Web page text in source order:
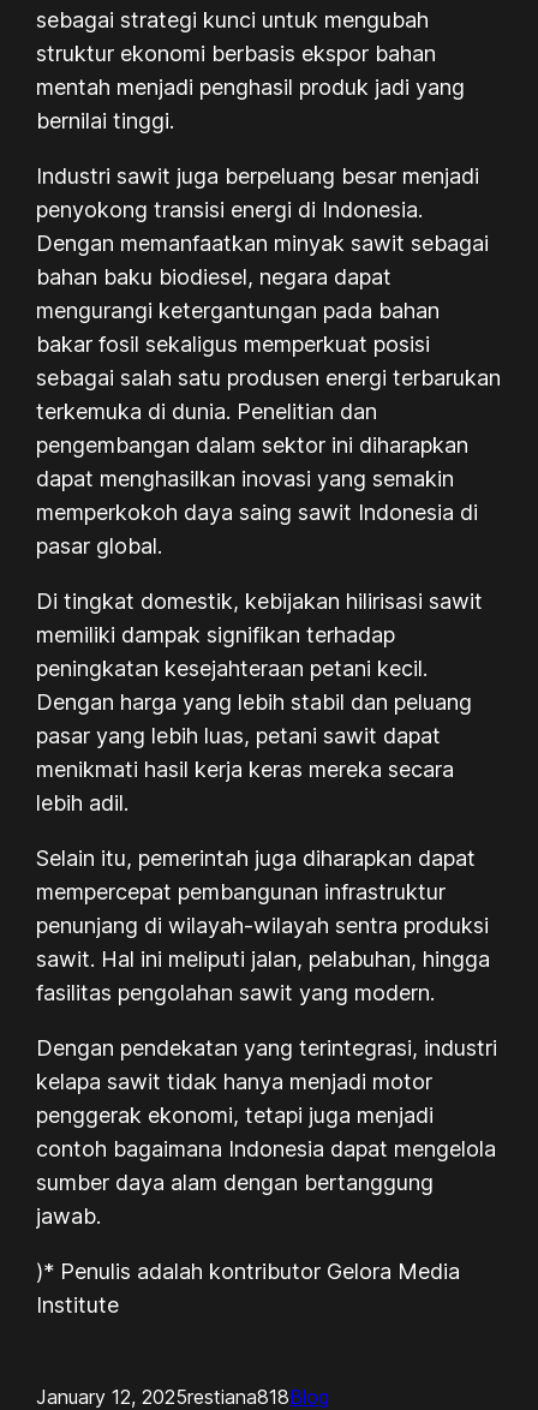
sebagai strategi kunci untuk mengubah
struktur ekonomi berbasis ekspor bahan
mentah menjadi penghasil produk jadi yang
bernilai tinggi.
Industri sawit juga berpeluang besar menjadi
penyokong transisi energi di Indonesia.
Dengan memanfaatkan minyak sawit sebagai
bahan baku biodiesel, negara dapat
mengurangi ketergantungan pada bahan
bakar fosil sekaligus memperkuat posisi
sebagai salah satu produsen energi terbarukan
terkemuka di dunia. Penelitian dan
pengembangan dalam sektor ini diharapkan
dapat menghasilkan inovasi yang semakin
memperkokoh daya saing sawit Indonesia di
pasar global.
Di tingkat domestik, kebijakan hilirisasi sawit
memiliki dampak signifikan terhadap
peningkatan kesejahteraan petani kecil.
Dengan harga yang lebih stabil dan peluang
pasar yang lebih luas, petani sawit dapat
menikmati hasil kerja keras mereka secara
lebih adil.
Selain itu, pemerintah juga diharapkan dapat
mempercepat pembangunan infrastruktur
penunjang di wilayah-wilayah sentra produksi
sawit. Hal ini meliputi jalan, pelabuhan, hingga
fasilitas pengolahan sawit yang modern.
Dengan pendekatan yang terintegrasi, industri
kelapa sawit tidak hanya menjadi motor
penggerak ekonomi, tetapi juga menjadi
contoh bagaimana Indonesia dapat mengelola
sumber daya alam dengan bertanggung
jawab.
)* Penulis adalah kontributor Gelora Media
Institute
January 12, 2025restiana818Blog